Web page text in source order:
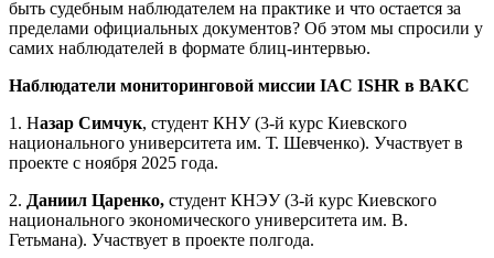
быть судебным наблюдателем на практике и что остается за
пределами официальных документов? Об этом мы спросили у
самих наблюдателей в формате блиц-интервью.
Наблюдатели мониторинговой миссии IAC ISHR в ВАКС
1. Назар Симчук, студент КНУ (3-й курс Киевского
национального университета им. Т. Шевченко). Участвует в
проекте с ноября 2025 года.
2. Даниил Царенко, студент КНЭУ (3-й курс Киевского
национального экономического университета им. В.
Гетьмана). Участвует в проекте полгода.